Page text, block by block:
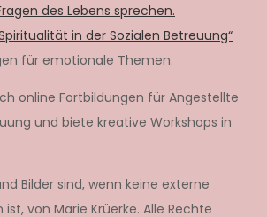
des Lebens sprechen.
in der Sozialen Betreuung“
für emotionale Themen.
online Fortbildungen für Angestellte
und biete kreative Workshops in
Bilder sind, wenn keine externe
von Marie Krüerke. Alle Rechte